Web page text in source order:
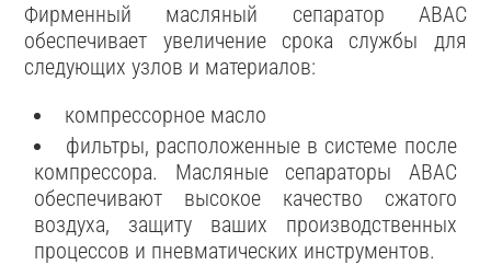
Фирменный масляный сепаратор ABAC
обеспечивает увеличение срока службы для
следующих узлов и материалов:
компрессорное масло
фильтры, расположенные в системе после
компрессора. Масляные сепараторы ABAC
обеспечивают высокое качество сжатого
воздуха, защиту ваших производственных
процессов и пневматических инструментов.